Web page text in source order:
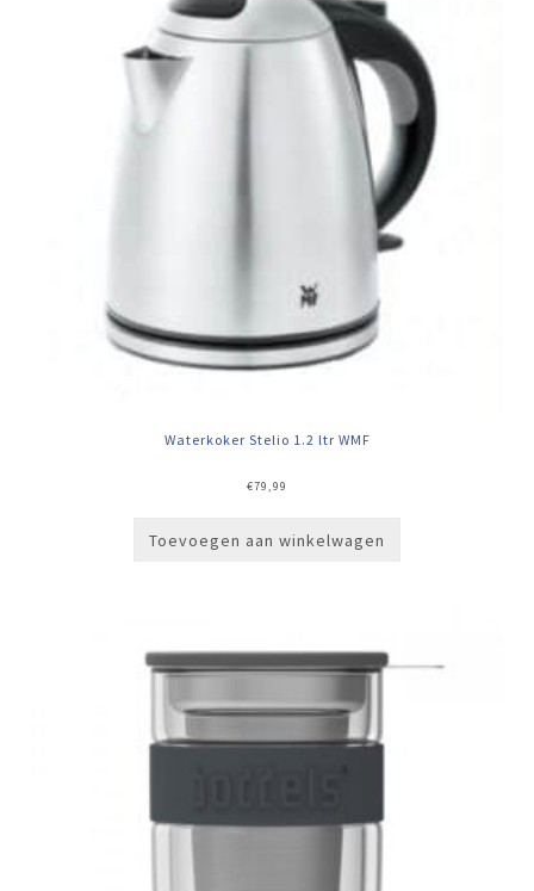
Waterkoker Stelio 1.2 ltr WMF
€79,99
Toevoegen aan winkelwagen